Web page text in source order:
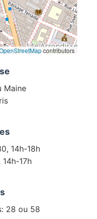
contributors
Maine
14h-18h
17h
28 ou 58